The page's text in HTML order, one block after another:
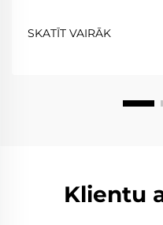
savukārt braukšana pa
izturību un precizitāti.
SKATĪT VAIRĀK
Klientu